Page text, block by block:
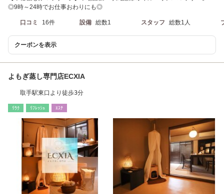
◎9時～24時でお仕事おわりにも◎
口コミ 16件 設備 総数1 スタッフ 総数1人
クーポンを表示
よもぎ蒸し専門店ECXIA
取手駅東口より徒歩3分
ﾘﾗｸ ﾘﾌﾚｯｼｭ ｴｽﾃ